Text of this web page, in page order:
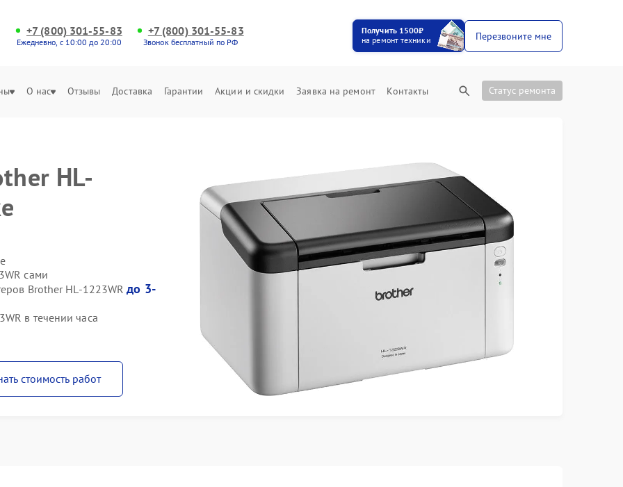
+7 (800) 301-55-83
Ежедневно, с 10:00 до 20:00
+7 (800) 301-55-83
Звонок бесплатный по РФ
Получить 1500₽
на ремонт техники
Перезвоните мне
О нас Отзывы Доставка Гарантии Акции и скидки Заявка на ремонт Контакты Статус ремонта
HL-
сами
Brother HL-1223WRдо 3-
в течении часа
стоимость работ